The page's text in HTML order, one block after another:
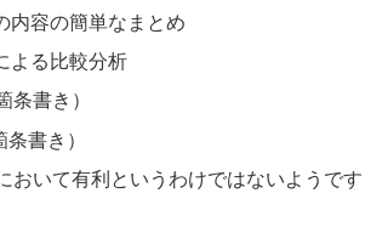
内容の簡単なまとめ
よる比較分析
書き）
書き）
おいて有利というわけではないようです